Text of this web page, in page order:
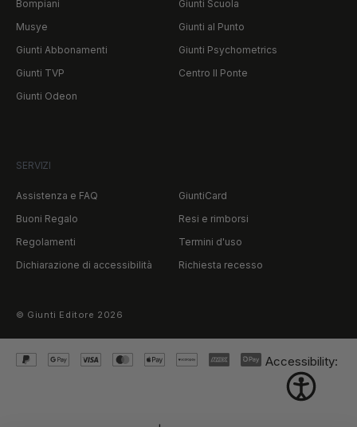
Bompiani
Giunti Scuola
Musye
Giunti al Punto
Giunti Abbonamenti
Giunti Psychometrics
Giunti TVP
Centro Il Ponte
Giunti Odeon
SERVIZI
Assistenza e FAQ
GiuntiCard
Buoni Regalo
Resi e rimborsi
Regolamenti
Termini d'uso
Dichiarazione di accessibilità
Richiesta recesso
© Giunti Editore 2026
Accessibility: